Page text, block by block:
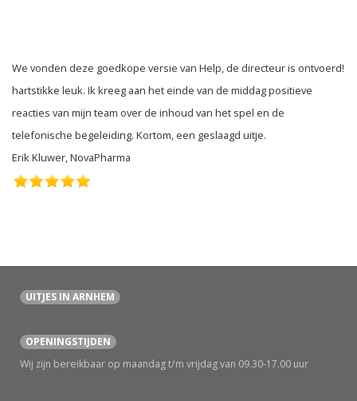
We vonden deze goedkope versie van Help, de directeur is ontvoerd!
hartstikke leuk. Ik kreeg aan het einde van de middag positieve
reacties van mijn team over de inhoud van het spel en de
telefonische begeleiding. Kortom, een geslaagd uitje.
Erik Kluwer, NovaPharma
UITJES IN ARNHEM
OPENINGSTIJDEN
Wij zijn bereikbaar op maandag t/m vrijdag van 09.30-17.00 uur